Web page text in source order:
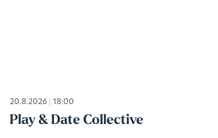
20.8.2026 18:00
Play & Date Collective